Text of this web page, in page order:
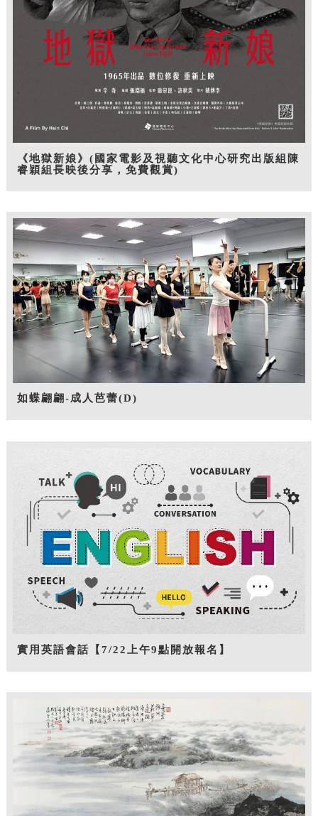
《地獄新娘》(國家電影及視聽文化中心研究出版組陳
睿穎組長映後分享，免費觀賞)
如蝶翩翩-成人芭蕾(D)
實用英語會話【7/22上午9點開放報名】